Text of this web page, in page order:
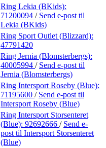
Ring Lekia (BKids):
71200094 / Send e-post til
Lekia (BKids)
Ring Sport Outlet (Blizzard):
47791420
Ring Jernia (Blomsterbergs):
40005994 / Send e-post til
Jernia (Blomsterbergs)
Ring Intersport Roseby (Blue):
71195600 / Send e-post til
Intersport Roseby (Blue)
Ring Intersport Storsenteret
(Blue): 92692666 / Send e-
post til Intersport Storsenteret
(Blue)